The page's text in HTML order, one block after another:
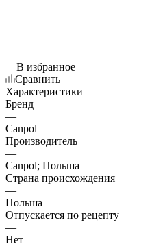
В избранное
Сравнить
Характеристики
Бренд
—
Canpol
Производитель
—
Canpol; Польша
Страна происхождения
—
Польша
Отпускается по рецепту
—
Нет